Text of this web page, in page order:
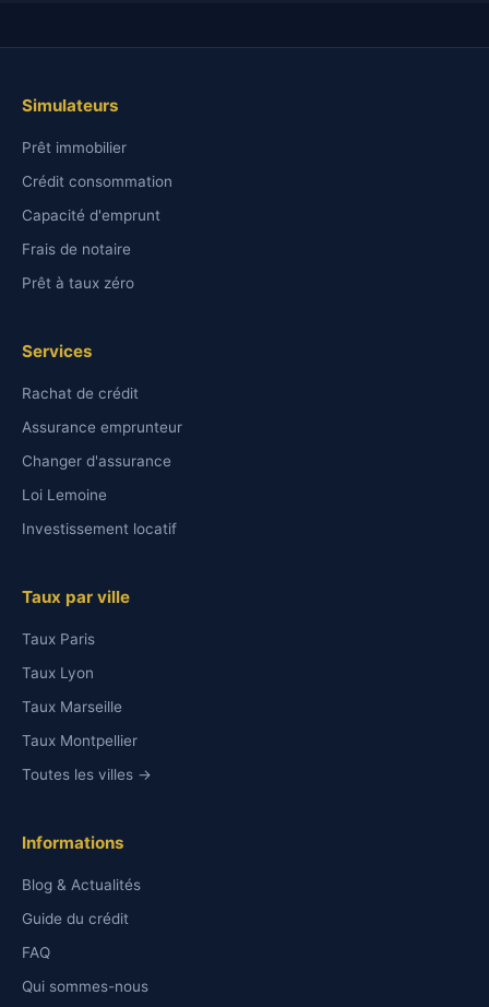
Simulateurs
Prêt immobilier
Crédit consommation
Capacité d'emprunt
Frais de notaire
Prêt à taux zéro
Services
Rachat de crédit
Assurance emprunteur
Changer d'assurance
Loi Lemoine
Investissement locatif
Taux par ville
Taux Paris
Taux Lyon
Taux Marseille
Taux Montpellier
Toutes les villes →
Informations
Blog & Actualités
Guide du crédit
FAQ
Qui sommes-nous